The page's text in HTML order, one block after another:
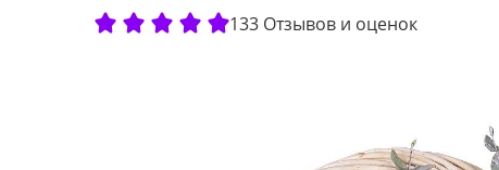
133 Отзывов и оценок